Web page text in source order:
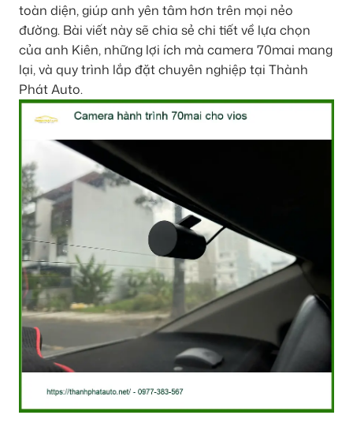
toàn diện, giúp anh yên tâm hơn trên mọi nẻo
đường. Bài viết này sẽ chia sẻ chi tiết về lựa chọn
của anh Kiên, những lợi ích mà camera 70mai mang
lại, và quy trình lắp đặt chuyên nghiệp tại Thành
Phát Auto.